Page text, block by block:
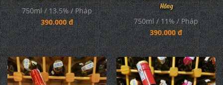
750ml / 13.5% / Pháp
390.000 đ
Hồng
750ml / 11% / Pháp
390.000 đ